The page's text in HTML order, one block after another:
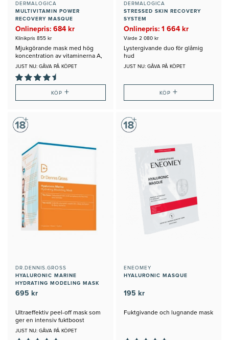
DERMALOGICA
MULTIVITAMIN POWER
RECOVERY MASQUE
Onlinepris: 684 kr
Klinikpris 855 kr
Mjukgörande mask med hög
koncentration av vitaminerna A,
C, E
JUST NU: GÅVA PÅ KÖPET
KÖP+
DERMALOGICA
STRESSED SKIN RECOVERY
SYSTEM
Onlinepris: 1 664 kr
Värde 2 080 kr
Lystergivande duo för glåmig
hud
JUST NU: GÅVA PÅ KÖPET
KÖP +
DR.DENNIS.GROSS
HYALURONIC MARINE
HYDRATING MODELING MASK
695 kr
Ultraeffektiv peel-off mask som
ger en intensiv fuktboost
JUST NU: GÅVA PÅ KÖPET
ENEOMEY
HYALURONIC MASQUE
195 kr
Fuktgivande och lugnande mask